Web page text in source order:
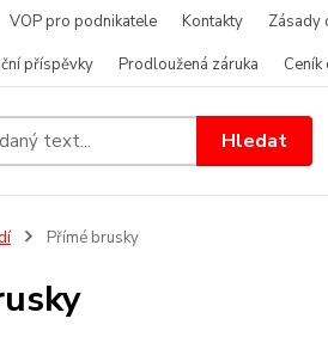
VOP pro podnikatele Kontakty
Zásady
příspěvky Prodloužená záruka
Hledat
Přímé brusky